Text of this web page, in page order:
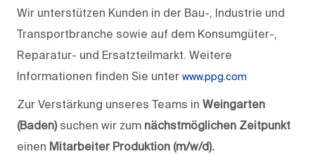
Wir unterstützen Kunden in der Bau-, Industrie und
Transportbranche sowie auf dem Konsumgüter-,
Reparatur- und Ersatzteilmarkt. Weitere
Informationen finden Sie unter www.ppg.com
Zur Verstärkung unseres Teams in Weingarten
(Baden) suchen wir zum nächstmöglichen Zeitpunkt
einen Mitarbeiter Produktion (m/w/d).